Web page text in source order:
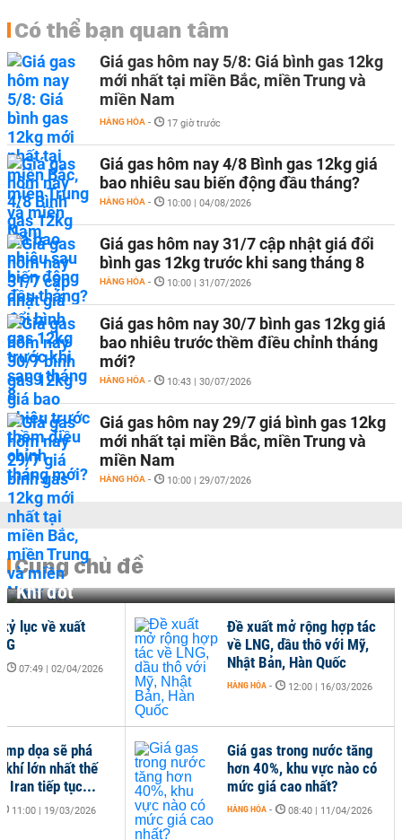
Có thể bạn quan tâm
Giá gas hôm nay 5/8: Giá bình gas 12kg
mới nhất tại miền Bắc, miền Trung và
miền Nam
HÀNG HÓA - 17 giờ trước
Giá gas hôm nay 4/8 Bình gas 12kg giá
bao nhiêu sau biến động đầu tháng?
HÀNG HÓA - 10:00 | 04/08/2026
Giá gas hôm nay 31/7 cập nhật giá đổi
bình gas 12kg trước khi sang tháng 8
HÀNG HÓA - 10:00 | 31/07/2026
Giá gas hôm nay 30/7 bình gas 12kg giá
bao nhiêu trước thềm điều chỉnh tháng
mới?
HÀNG HÓA - 10:43 | 30/07/2026
Giá gas hôm nay 29/7 giá bình gas 12kg
mới nhất tại miền Bắc, miền Trung và
miền Nam
HÀNG HÓA - 10:00 | 29/07/2026
Cùng chủ đề
Khí đốt
Giá gas trong nước tăng
hơn 40%, khu vực nào có
mức giá cao nhất?
HÀNG HÓA - 08:40 | 11/04/2026
lục về xuất
07:49 | 02/04/2026
dọa sẽ phá
khí lớn nhất thế
Iran tiếp tục...
11:00 | 19/03/2026
Đề xuất mở rộng hợp tác
về LNG, dầu thô với Mỹ,
Nhật Bản, Hàn Quốc
HÀNG HÓA - 12:00 | 16/03/2026